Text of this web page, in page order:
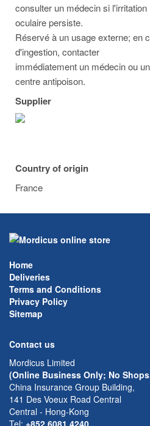
consulter un médecin si l'irritation
oculaire persiste.
Réservé à un usage externe; en
d'ingestion, contacter
immédiatement un médecin ou un
centre antipoison.
Supplier
Country of origin
France
Home
Deliveries
Terms and Conditions
Privacy Policy
Sitemap
Contact us
Mordicus Limited
(Online Business Only; No
China Insurance Group Building,
141 Des Voeux Road Central
Central - Hong-Kong